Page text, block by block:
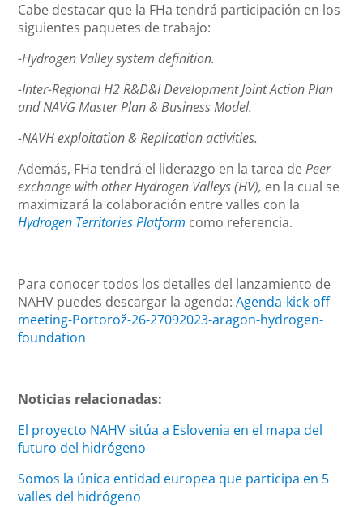
Cabe destacar que la FHa tendrá participación en los
siguientes paquetes de trabajo:
-Hydrogen Valley system definition.
-Inter-Regional H2 R&D&I Development Joint Action Plan
and NAVG Master Plan & Business Model.
-NAVH exploitation & Replication activities.
Además, FHa tendrá el liderazgo en la tarea dePeer
exchange with other Hydrogen Valleys (HV), en la cual se
maximizará la colaboración entre valles con la
Hydrogen Territories Platform como referencia.
Para conocer todos los detalles del lanzamiento de
NAHV puedes descargar la agenda:Agenda-kick-off
meeting-Portorož-26-27092023-aragon-hydrogen-
foundation
Noticias relacionadas:
El proyecto NAHV sitúa a Eslovenia en el mapa del
futuro del hidrógeno
Somos la única entidad europea que participa en 5
valles del hidrógeno